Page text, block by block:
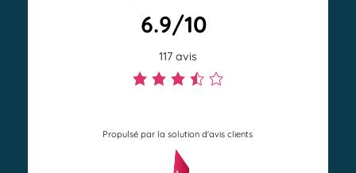
6.9/10
117 avis
N
t
e
Propulsé par la solution d'avis clients